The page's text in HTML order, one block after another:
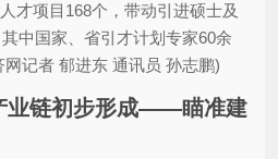
才项目168个，带动引进硕士及
中国家、省引才计划专家60余
记者 郁进东 通讯员 孙志鹏)
业链初步形成——瞄准建